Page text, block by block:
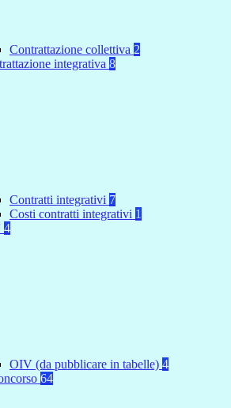
Contrattazione collettiva 2
integrativa 8
Contratti integrativi 7
Costi contratti integrativi 1
4
OIV (da pubblicare in tabelle) 4
64